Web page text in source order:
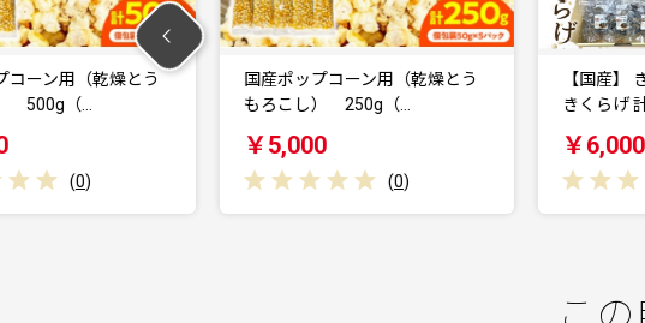
用（乾燥とう
（…
(0 )
国産ポップコーン用（乾燥とう
もろこし） 250g（…
￥5,000
(0 )
【国産】 きく
きくらげ 計
￥6,000